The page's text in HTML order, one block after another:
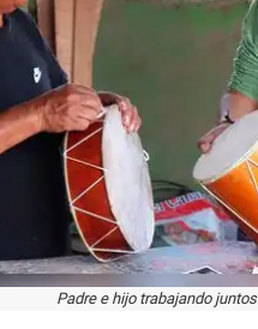
Padre e hijo trabajando